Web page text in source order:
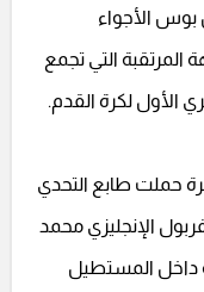
بوس الأجواء
المرتقبة التي تجمع
الأول لكرة القدم.
حملت طابع التحدي
الإنجليزي محمد
داخل المستطيل